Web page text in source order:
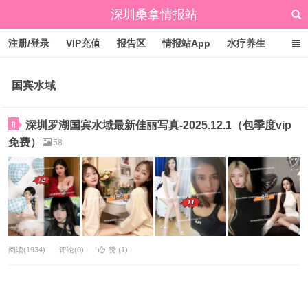
深圳桑拿情报站
注册/登录 VIP充值 报告区 情报站App 水疗养生
国宾水域
fj
深圳罗湖国宾水域最新佳丽写真-2025.12.1（包季度vip
免费）
58
阅读(1934) 评论(0) 赞 (1)